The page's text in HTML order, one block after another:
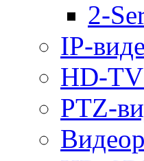
2-
IP-
HD-
PTZ-